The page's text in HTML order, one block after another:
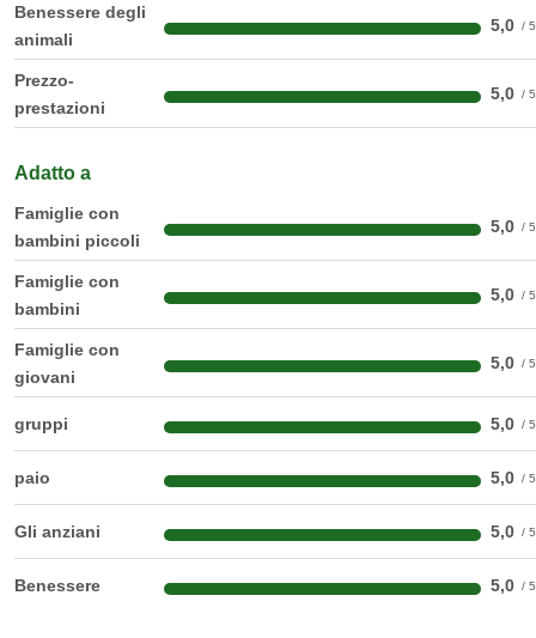
Benessere degli
animali
5,0
Prezzo-
prestazioni
5,0
Adatto a
Famiglie con
bambini piccoli
5,0
Famiglie con
bambini
5,0
Famiglie con
giovani
5,0
gruppi 5,0
paio 5,0
Gli anziani 5,0
Benessere 5,0